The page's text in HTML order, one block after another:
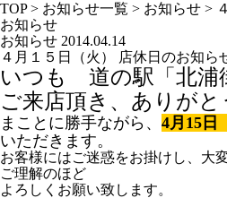
TOP> お知らせ一覧 > お知らせ >
お知らせ
お知らせ 2014.04.14
４月１５日（火） 店休日のお知ら
いつも 道の駅「北浦
ご来店頂き、ありがと
まことに勝手ながら、 4月15日
いただきます。
お客様にはご迷惑をお掛けし、大
ご理解のほど
よろしくお願い致します。